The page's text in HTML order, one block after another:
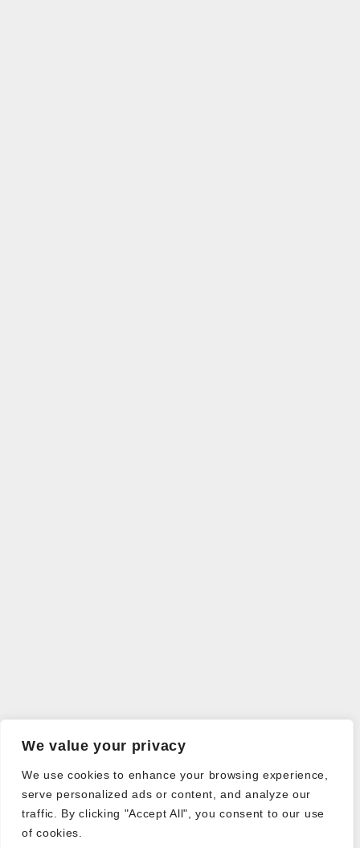
We value your privacy
We use cookies to enhance your browsing experience,
serve personalized ads or content, and analyze our
traffic. By clicking "Accept All", you consent to our use
of cookies.